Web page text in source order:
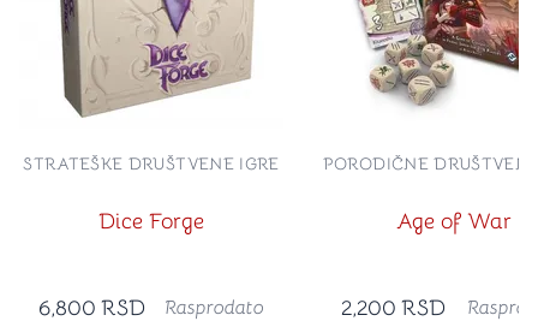
Dice Forge
STRATEŠKE DRUŠTVENE IGRE
6,800 RSD Rasprodato
Age of War
PORODIČNE
2,200 RSD